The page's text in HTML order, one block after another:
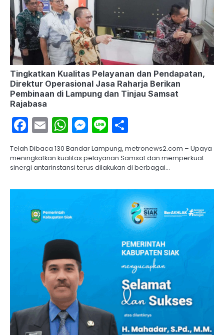
Tingkatkan Kualitas Pelayanan dan Pendapatan,
Direktur Operasional Jasa Raharja Berikan
Pembinaan di Lampung dan Tinjau Samsat
Rajabasa
Facebook
EmailWhatsApp
Messenger
Line
Telah Dibaca 130 Bandar Lampung, metronews2.com – Upaya
meningkatkan kualitas pelayanan Samsat dan memperkuat
sinergi antarinstansi terus dilakukan di berbagai…